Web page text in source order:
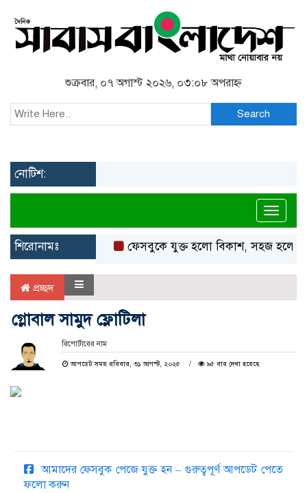
শুক্রবার, ০৭ অগাস্ট ২০২৬, ০৩:০৮ অপরাহ্ন
Search
নোটিশ:
শিরোনামঃ ফেসবুকে যুক্ত হলো বিকাশ, সহজ হলো
প্রচ্ছদ
গ্লোবাল সামুদ ফ্লোটিলা
রিপোর্টারের নাম
আপডেট সময় রবিবার, ৩১ আগস্ট, ২০২৫ ৯৫ বার দেখা হয়েছে
আমাদের ফেসবুক পেজে যুক্ত হন – গুরুত্বপূর্ণ আপডেট পেতে
ফলো করুন